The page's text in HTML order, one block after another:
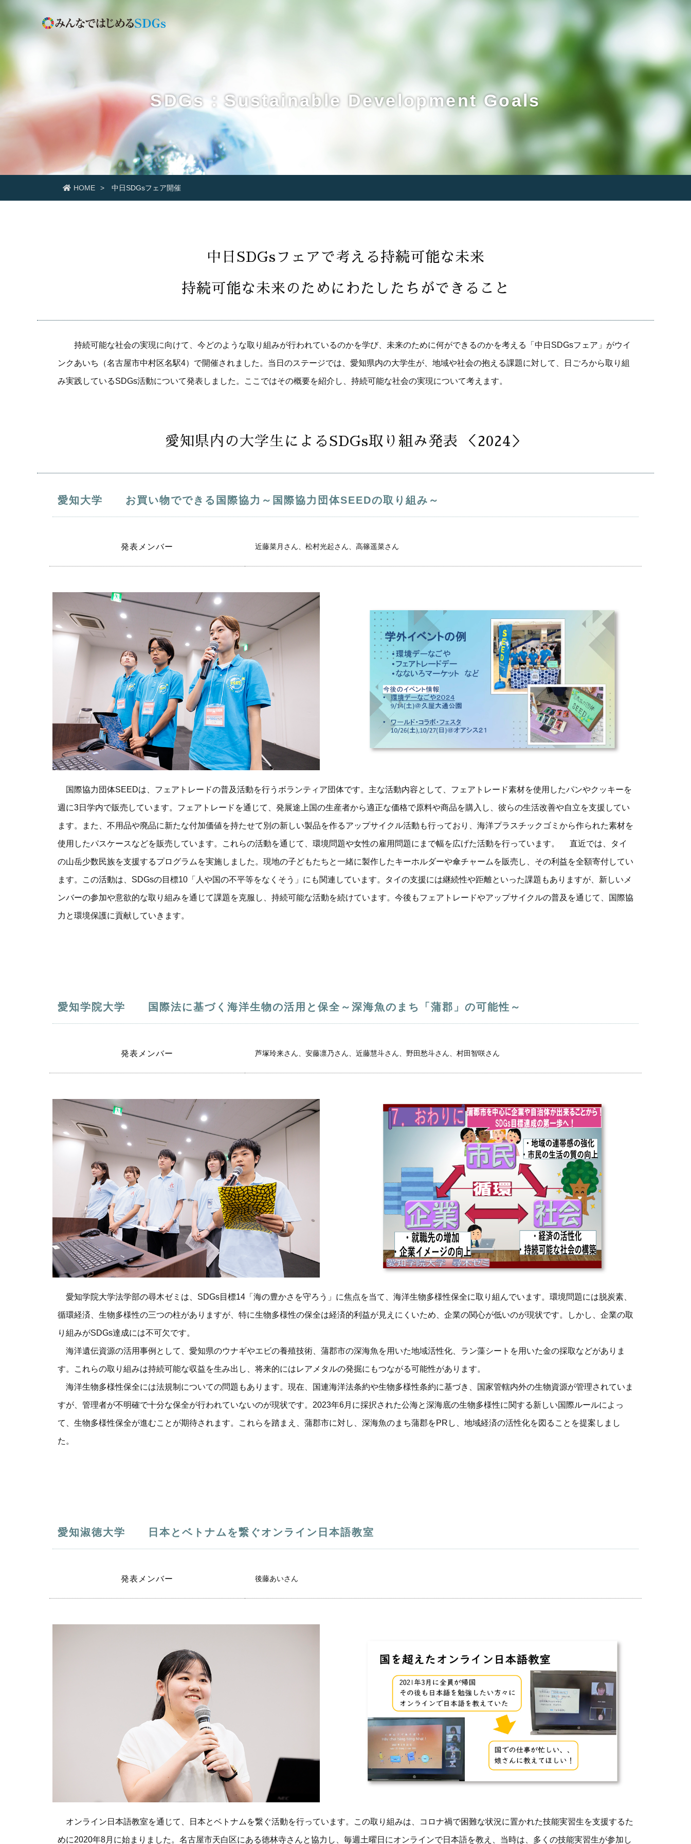
SDGs：Sustainable Development Goals
HOME 中日SDGsフェア開催
中日SDGsフェアで考える持続可能な未来
持続可能な未来のためにわたしたちができること
持続可能な社会の実現に向けて、今どのような取り組みが行われているのかを学び、未来のために何ができるのかを考える「中日SDGsフェア」がウイ
ンクあいち（名古屋市中村区名駅4）で開催されました。当日のステージでは、愛知県内の大学生が、地域や社会の抱える課題に対して、日ごろから取り組
み実践しているSDGs活動について発表しました。ここではその概要を紹介し、持続可能な社会の実現について考えます。
愛知県内の大学生によるSDGs取り組み発表 ＜2024＞
愛知大学 お買い物でできる国際協力～国際協力団体SEEDの取り組み～
発表メンバー 近藤菜月さん、松村光起さん、高篠遥菜さん
国際協力団体SEEDは、フェアトレードの普及活動を行うボランティア団体です。主な活動内容として、フェアトレード素材を使用したパンやクッキーを
週に3日学内で販売しています。フェアトレードを通じて、発展途上国の生産者から適正な価格で原料や商品を購入し、彼らの生活改善や自立を支援してい
ます。また、不用品や廃品に新たな付加価値を持たせて別の新しい製品を作るアップサイクル活動も行っており、海洋プラスチックゴミから作られた素材を
使用したパスケースなどを販売しています。これらの活動を通じて、環境問題や女性の雇用問題にまで幅を広げた活動を行っています。 直近では、タイ
の山岳少数民族を支援するプログラムを実施しました。現地の子どもたちと一緒に製作したキーホルダーや傘チャームを販売し、その利益を全額寄付してい
ます。この活動は、SDGsの目標10「人や国の不平等をなくそう」にも関連しています。タイの支援には継続性や距離といった課題もありますが、新しいメ
ンバーの参加や意欲的な取り組みを通じて課題を克服し、持続可能な活動を続けています。今後もフェアトレードやアップサイクルの普及を通じて、国際協
力と環境保護に貢献していきます。
愛知学院大学 国際法に基づく海洋生物の活用と保全～深海魚のまち「蒲郡」の可能性～
発表メンバー 芦塚玲来さん、安藤凛乃さん、近藤慧斗さん、野田愁斗さん、村田智咲さん
愛知学院大学法学部の尋木ゼミは、SDGs目標14「海の豊かさを守ろう」に焦点を当て、海洋生物多様性保全に取り組んでいます。環境問題には脱炭素、
循環経済、生物多様性の三つの柱がありますが、特に生物多様性の保全は経済的利益が見えにくいため、企業の関心が低いのが現状です。しかし、企業の取
り組みがSDGs達成には不可欠です。
海洋遺伝資源の活用事例として、愛知県のウナギやエビの養殖技術、蒲郡市の深海魚を用いた地域活性化、ラン藻シートを用いた金の採取などがありま
す。これらの取り組みは持続可能な収益を生み出し、将来的にはレアメタルの発掘にもつながる可能性があります。
海洋生物多様性保全には法規制についての問題もあります。現在、国連海洋法条約や生物多様性条約に基づき、国家管轄内外の生物資源が管理されていま
すが、管理者が不明確で十分な保全が行われていないのが現状です。2023年6月に採択された公海と深海底の生物多様性に関する新しい国際ルールによっ
て、生物多様性保全が進むことが期待されます。これらを踏まえ、蒲郡市に対し、深海魚のまち蒲郡をPRし、地域経済の活性化を図ることを提案しまし
た。
愛知淑徳大学 日本とベトナムを繋ぐオンライン日本語教室
発表メンバー 後藤あいさん
オンライン日本語教室を通じて、日本とベトナムを繋ぐ活動を行っています。この取り組みは、コロナ禍で困難な状況に置かれた技能実習生を支援するた
めに2020年8月に始まりました。名古屋市天白区にある徳林寺さんと協力し、毎週土曜日にオンラインで日本語を教え、当時は、多くの技能実習生が参加し